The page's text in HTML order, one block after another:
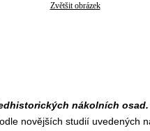
Zvětšit obrázek
nákolních
novějších studií uvedených